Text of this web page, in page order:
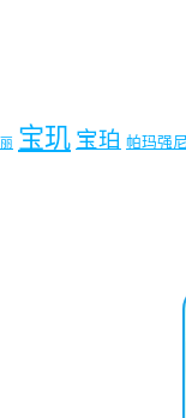
宝玑 宝珀 帕玛强尼